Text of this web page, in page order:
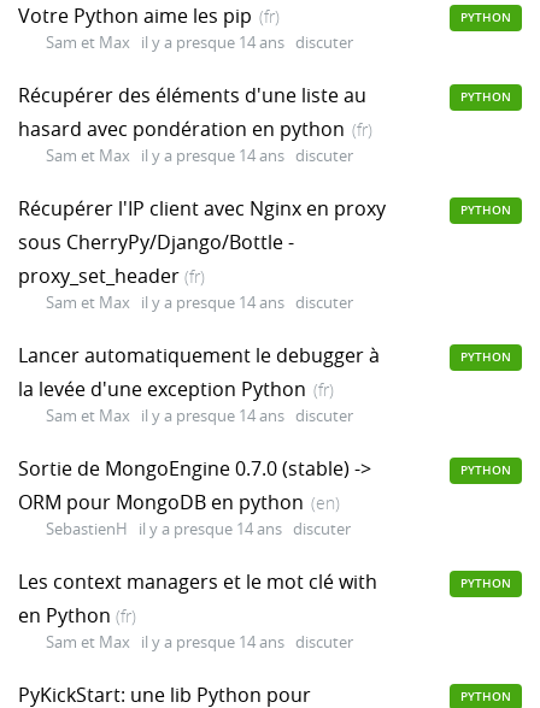
Votre Python aime les pip (fr)
Sam et Max il y a presque 14 ans discuter
PYTHON
Récupérer des éléments d'une liste au
hasard avec pondération en python (fr)
Sam et Max il y a presque 14 ans discuter
PYTHON
Récupérer l'IP client avec Nginx en proxy
sous CherryPy/Django/Bottle -
proxy_set_header (fr)
Sam et Max il y a presque 14 ans discuter
PYTHON
Lancer automatiquement le debugger à
la levée d'une exception Python (fr)
Sam et Max il y a presque 14 ans discuter
PYTHON
Sortie de MongoEngine 0.7.0 (stable) ->
ORM pour MongoDB en python (en)
SebastienH il y a presque 14 ans discuter
PYTHON
Les context managers et le mot clé with
en Python (fr)
Sam et Max il y a presque 14 ans discuter
PYTHON
PyKickStart: une lib Python pour
PYTHON